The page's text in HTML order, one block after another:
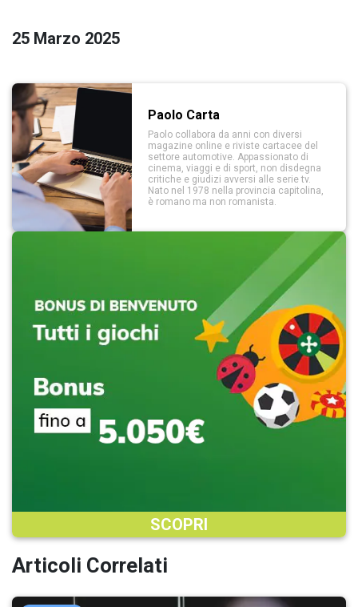
25 Marzo 2025
Paolo Carta
Paolo collabora da anni con diversi
magazine online e riviste cartacee del
settore automotive. Appassionato di
cinema, viaggi e di sport, non disdegna
critiche e giudizi avversi alle serie tv.
Nato nel 1978 nella provincia capitolina,
è romano ma non romanista.
SCOPRI
Articoli Correlati